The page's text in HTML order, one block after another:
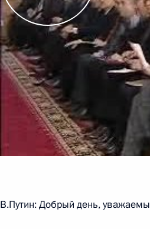
12 апреля 2004 года, 19:49 Москва,
Стенографический отчет о
12 апреля 2004 года, 16:39
9 апреля 2004 года, пятница
Стенографический отчет о
В.Путин: Добрый день,